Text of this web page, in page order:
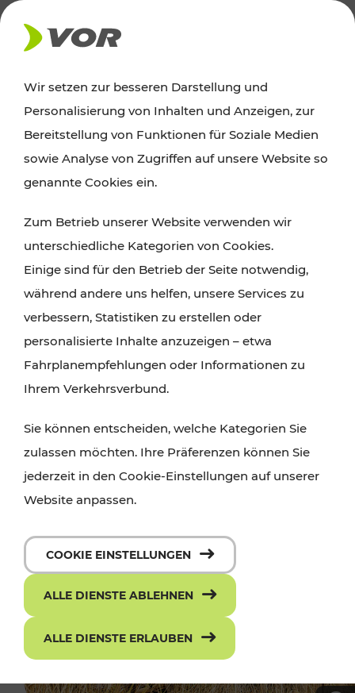
AKTUELLES
Ausflugstipps
Wien, Niederösterreich und das Burgenland
Wanderungen, Kultur und Gastronomie,
Radtouren oder purer Naturgenuss – viele
Attraktionen sind mit den Ticket- und Fahrplan-
Angeboten des VOR gut und schnell erreichbar.
Wir setzen zur besseren Darstellung und
Personalisierung von Inhalten und Anzeigen, zur
Bereitstellung von Funktionen für Soziale Medien
sowie Analyse von Zugriffen auf unsere Website so
genannte Cookies ein.
Zum Betrieb unserer Website verwenden wir
unterschiedliche Kategorien von Cookies.
Einige sind für den Betrieb der Seite notwendig,
während andere uns helfen, unsere Services zu
verbessern, Statistiken zu erstellen oder
personalisierte Inhalte anzuzeigen – etwa
Fahrplanempfehlungen oder Informationen zu
Ihrem Verkehrsverbund.
Sie können entscheiden, welche Kategorien Sie
zulassen möchten. Ihre Präferenzen können Sie
jederzeit in den Cookie-Einstellungen auf unserer
Website anpassen.
COOKIE EINSTELLUNGEN
ALLE DIENSTE ABLEHNEN
ALLE DIENSTE ERLAUBEN